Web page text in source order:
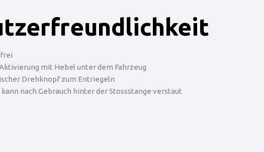
mit Hebel unter dem Fahrzeug
Drehknopf zum Entriegeln
kann nach Gebrauch hinter der Stossstange verstaut